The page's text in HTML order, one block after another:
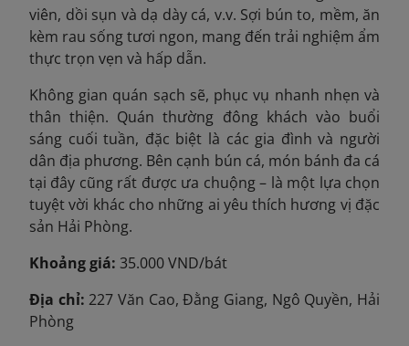
viên, dồi sụn và dạ dày cá, v.v. Sợi bún to, mềm, ăn
kèm rau sống tươi ngon, mang đến trải nghiệm ẩm
thực trọn vẹn và hấp dẫn.
Không gian quán sạch sẽ, phục vụ nhanh nhẹn và
thân thiện. Quán thường đông khách vào buổi
sáng cuối tuần, đặc biệt là các gia đình và người
dân địa phương. Bên cạnh bún cá, món bánh đa cá
tại đây cũng rất được ưa chuộng – là một lựa chọn
tuyệt vời khác cho những ai yêu thích hương vị đặc
sản Hải Phòng.
Khoảng giá: 35.000 VND/bát
Địa chỉ: 227 Văn Cao, Đằng Giang, Ngô Quyền, Hải
Phòng